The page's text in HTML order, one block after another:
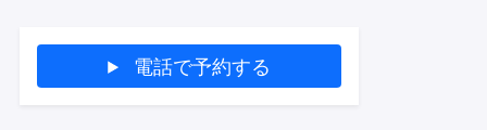
電話で予約する